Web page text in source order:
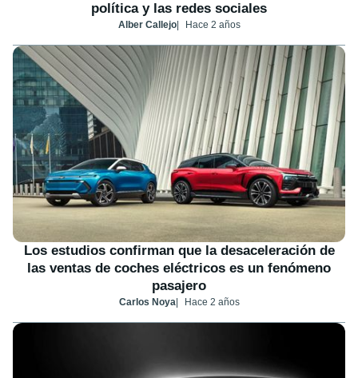
política y las redes sociales
Alber Callejo Hace 2 años
Los estudios confirman que la desaceleración de
las ventas de coches eléctricos es un fenómeno
pasajero
Carlos Noya Hace 2 años